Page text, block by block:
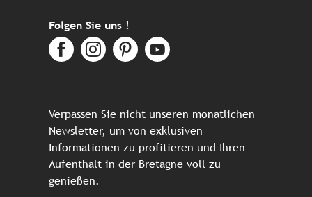
Folgen Sie uns !
Verpassen Sie nicht unseren monatlichen
Newsletter, um von exklusiven
Informationen zu profitieren und Ihren
Aufenthalt in der Bretagne voll zu
genießen.